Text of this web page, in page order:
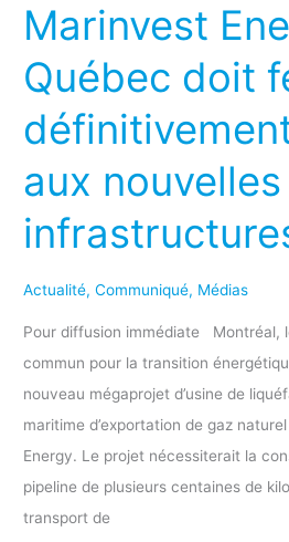
Marinvest
Québec doit
aux nouvelles
Actualité,Communiqué, Médias
Pour diffusion immédiate Montréal,
commun pour la transition
nouveau mégaprojet d’usine de
maritime d’exportation de gaz
Energy. Le projet nécessiterait la
pipeline de plusieurs centaines de
transport de
Marinvest
Energy :
Québec
doit
définitivement
la
porte
aux
infrastructures
fossiles